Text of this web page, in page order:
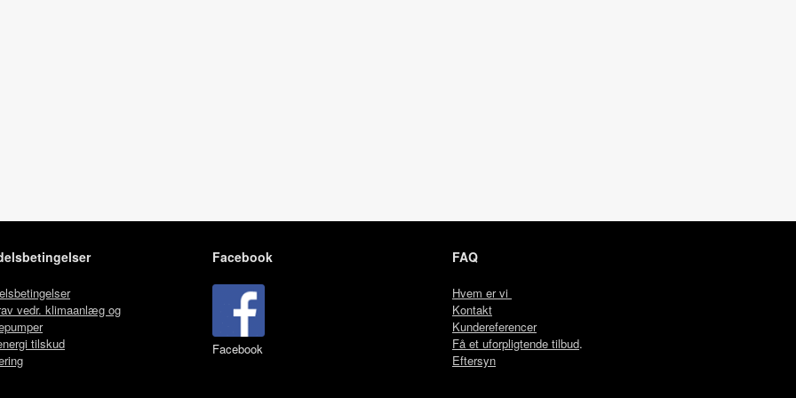
vedr. klimaanlæg og
tilskud
Facebook
Facebook
FAQ
Hvem er vi
Kontakt
Kundereferencer
Få et uforpligtende tilbud.
Eftersyn